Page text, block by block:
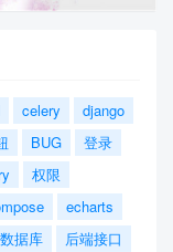
celery
django
BUG
登录
权限
echarts
数据库
后端接口